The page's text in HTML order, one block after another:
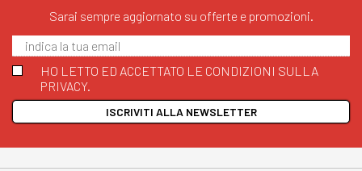
Sarai sempre aggiornato su offerte e promozioni.
HO LETTO ED ACCETTATO LE CONDIZIONI SULLA
PRIVACY.
ISCRIVITI ALLA NEWSLETTER